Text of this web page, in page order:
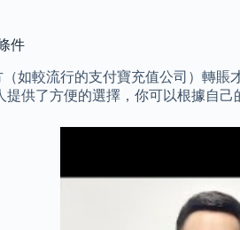
件
如較流行的支付寶充值公司）轉
供了方便的選擇，你可以根據自